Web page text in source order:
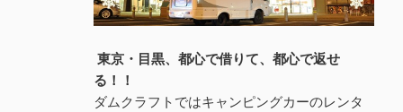
東京・目黒、都心で借りて、都心で返せ
る！！
ダムクラフトではキャンピングカーのレンタ